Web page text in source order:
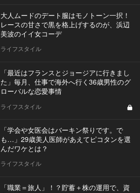
大人ムードのデート服はモノトーン一択！
レースの甘さで黒を格上げするのが、浜辺
美波のイイ女コーデ
ライフスタイル
「最近はフランスとジョージアに行きまし
た」毎月、仕事で海外へ行く36歳男性のグ
ローバルな恋愛事情
ライフスタイル
「学会や女医会はバーキン祭りです。で
も…」29歳美人医師があえてピコタンを選
んだワケとは？
ライフスタイル
「職業＝旅人」！？貯蓄＋株の運用で、資